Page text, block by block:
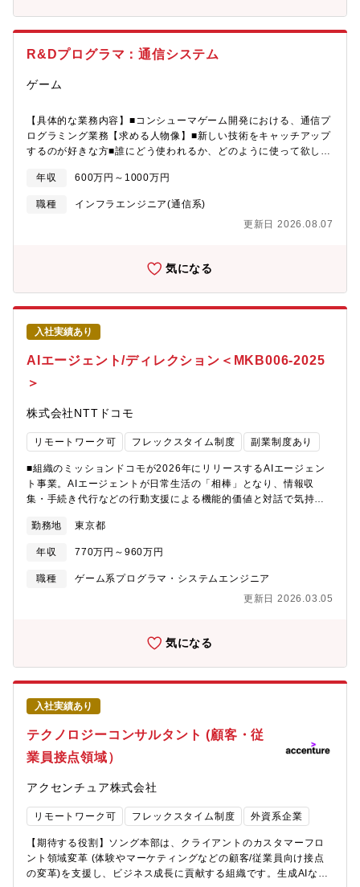
ット/出社型)も入社時に希望を伝えられる為、それぞれに合った働
る同社の強みについて】・同社経由でのGoogle Cloud導入社数：
ラス)・Google Cloud認定トレーナー数：26名 (国内トップクラ
ス)・海外拠点数：12拠点（※日本、シンガポール、ベトナム、イ
ンドネシア、台湾、タイ、 中国/深セン、香港、インド、ドイツ、
ス株式会社・グループ会社の経営管理、およびこれらに付帯する
ータル サポート サービス▼吉積情報株式会社・Google
Workspace のライセンス販売▼ガオ株式会社・生成 AI の運用支
し、プロジェクトの黒字化と顧客満足を両立させる。■複雑なステ
ークホルダーマネジメント顧客（経営・事業・調達）、自社（営
業・開発）、パートナー企業など、多岐にわたる利害関係者の合
意形成を主導する。■AI時代のPMプロセス開拓「AIと共創するPM
像」を模索し、社内のプリセールス・開発プロセス自体をアップ
デートする。【配属部署】技術本部 コンサルティング部顧客の
体管理（PM/PMO）までを担い、課題解決の道筋を描きます。特
定のインダストリー（第一事業部～第四事業部）を担当し、アカ
ウント獲得や長期的な関係の構築をお任せします。第一開発部：
部：商社・金融・通信業界第四開発部：パブリックセクター《組
織イメージ》（部長）ー（グループコンサルタントリーダー）ー
能力に応じてグループコンサルタントリーダーかユニットコンサ
経営幹部P/L責任と戦略的意思決定の経験を積むことで、将来的な
事業部長、COO候補としての道が開けます▼AI×コンサルタント
のオピニオンリーダー世の中にないAI活用メソッドを確立し、社
内外に向けて発信する第一人者としてのキャリアを築けます。
【同ポジションの説明サイト】■親会社吉積ホールディングス採用
ページhttps://www.yoshidumi-group-recruit.com/consulting■事
例紹介https://cloud-ace.jp/case/【同ポジションの魅力】■市場価
値の最大化「ビジネス×技術×AI」を統合したフルサイクルPMは市
場にまだ少なく、希少性の高い「T型人材」としてキャリアを劇的
を行っており、国内どこからでも就業が可能です。就業形態(フル
それぞれに合った働きか方が可能です。※フルリモート手当
Google Cloud導入社数：1400社・Google Cloud専門分野認定
数：12分野 (世界トップクラス)・Google Cloud認定トレーナー
数：26名 (国内トップクラス)・海外拠点数：12拠点（※日本、
シンガポール、ベトナム、インドネシア、台湾、タイ、 中国/深セ
企業】▼吉積ホールディングス株式会社・グループ会社の経営管
ス株式会社・Google Cloudトータル サポート サービス▼吉積情
報株式会社・Google Workspace のライセンス販売▼ガオ株式会
R&Dプログラマ：通信システム
ゲーム
【具体的な業務内容】■コンシューマゲーム開発における、通信プ
ログラミング業務【求める人物像】■新しい技術をキャッチアップ
するのが好きな方■誰にどう使われるか、どのように使って欲しい
方■周りと協力しながら制作できる方
年収 600万円～1000万円
職種
インフラエンジニア(通信系)
更新日 2026.08.07
気になる
入社実績あり
AIエージェント/ディレクション＜MKB006-2025
＞
株式会社NTTドコモ
リモートワーク可 フレックスタイム制度 副業制度あり
■組織のミッションドコモが2026年にリリースするAIエージェン
ト事業。AIエージェントが日常生活の「相棒」となり、情報収
集・手続き代行などの行動支援による機能的価値と対話で気持ち
透させ、社会におけるAIの普及を先導します。・持続的な開発速
度と安定性を両立する「運用に強いクライアント基盤」を構築す
る。・データ駆動/動的配信を前提に、迅速な施策実装と安全なリ
リースを実現する。・パフォーマンス・セキュリティ・ユーザー
トアーキテクチャ設計、実装/コードレビュー、技術選定・マスタ
ロール、受入テスト/品質ゲートの運用・計測SDK/クラッシュ解
析/CI・CDなどの開発基盤整備■担当いただく業務概要<担当業務
>・Unityクライアント開発の技術ディレクション：アーキテクチ
ャ設計、実装方針策定、レビュー/受入・グラフィック実装：キャ
ラクター表示、アニメーション/VFX、UI実装、パフォーマンス最
適化（モバイル想定）・データ駆動化：マスタデータ設計/取得/反
映の仕組み構築、バージョニング/互換性管理・コンテンツ配信：
Asset Bundle/Addressablesを用いた動的配信、ホスティング/キ
ャッシュ/フェイルセーフ設計・品質/運用：クラッシュ/パフォー
面対応・ベンダーマネジメント：見積/進行/リスク管理、技術課題
のエスカレーション/解決<業務の魅力>・実装基盤と運用の両面を
主導し、プロダクトの開発速度と品質に直接インパクトを与えら
に、スケーラブルな仕組みづくりに挑戦できる。・仕様・表現・
性能のバランスを取りながら、ユーザー体験のコアに踏み込め
る。■求める人材像・手を動かしながら全体設計もできる、実装/
勤務地 東京都
年収 770万円～960万円
職種
ゲーム系プログラマ・システムエンジニア
更新日 2026.03.05
気になる
入社実績あり
テクノロジーコンサルタント (顧客・従
業員接点領域）
アクセンチュア株式会社
リモートワーク可 フレックスタイム制度 外資系企業
【期待する役割】ソング本部は、クライアントのカスタマーフロ
ント領域変革 (体験やマーケティングなどの顧客/従業員向け接点
の変革)を支援し、ビジネス成長に貢献する組織です。生成AIなど